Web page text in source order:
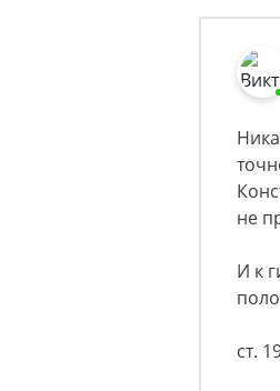
не
И к
ст.